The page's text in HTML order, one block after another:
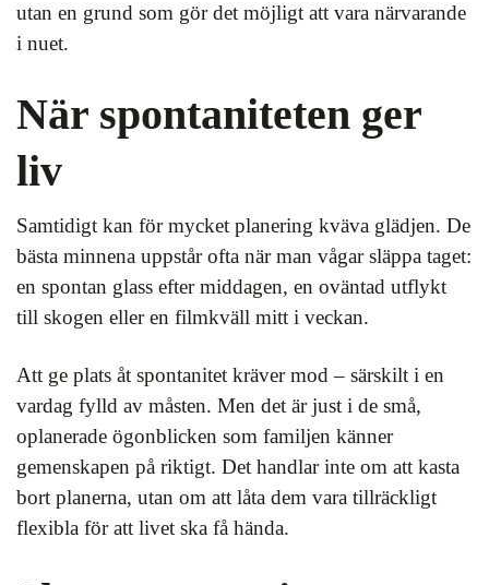
utan en grund som gör det möjligt att vara närvarande
i nuet.
När spontaniteten ger
liv
Samtidigt kan för mycket planering kväva glädjen. De
bästa minnena uppstår ofta när man vågar släppa taget:
en spontan glass efter middagen, en oväntad utflykt
till skogen eller en filmkväll mitt i veckan.
Att ge plats åt spontanitet kräver mod – särskilt i en
vardag fylld av måsten. Men det är just i de små,
oplanerade ögonblicken som familjen känner
gemenskapen på riktigt. Det handlar inte om att kasta
bort planerna, utan om att låta dem vara tillräckligt
flexibla för att livet ska få hända.